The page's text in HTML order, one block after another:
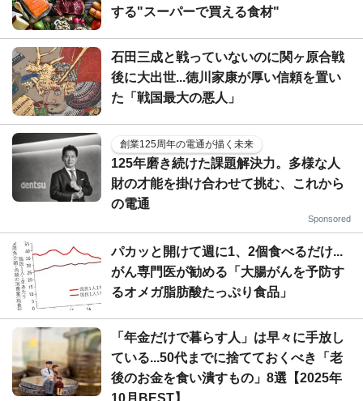
する"スーパーで買える食材"
石田三成と戦っていないのに関ヶ原合戦
後に大出世...徳川家康が厚い信頼を置い
た「戦国最大の悪人」
創業125周年の電通が描く未来
125年磨き続けた課題解決力。多様な人
財の才能を掛け合わせて挑む、これから
の電通
Sponsored
パカッと開けて週に1、2個食べるだけ...
がん専門医が勧める「大腸がんを予防す
るオメガ脂肪酸たっぷり食品」
「年金だけで暮らす人」は早々に手放し
ている...50代までに捨てておくべき「老
後のお金を食い潰すもの」8選【2025年
10月BEST】